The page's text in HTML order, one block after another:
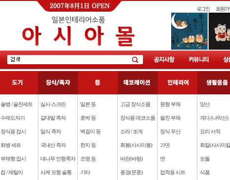
술병 / 술잔세트
수제도자기
장식용 접시
화병 세트
부채형 접시
컵 / 재털이
실사 스크린
갈대발 족자
일식 족자
국내산 족자
대나무 인형족자
사케 모형 술통
일본 등
호박 등
벽걸이 등
한지 등
조명 등
기타
고급 장식소품
장식용 데코소품
소라 / 조개
회봉(사시미봉)
바란(바랑)
풍경(문종)
원형 부채
펼친 부채
장식 우산
가면
연
접착용 시트
양산
게다 (나막신)
요리 서적
회칼(사시미
숫돌
식품